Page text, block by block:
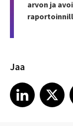
arvon ja
Jaa
Share article on LinkedIn
LinkedIn
Share article on X